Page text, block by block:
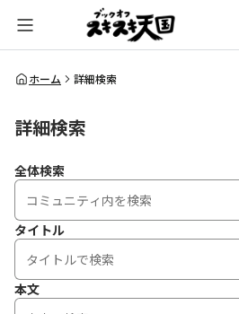
全体検索
ホーム 詳細検索
詳細検索
全体検索
タイトル
本文